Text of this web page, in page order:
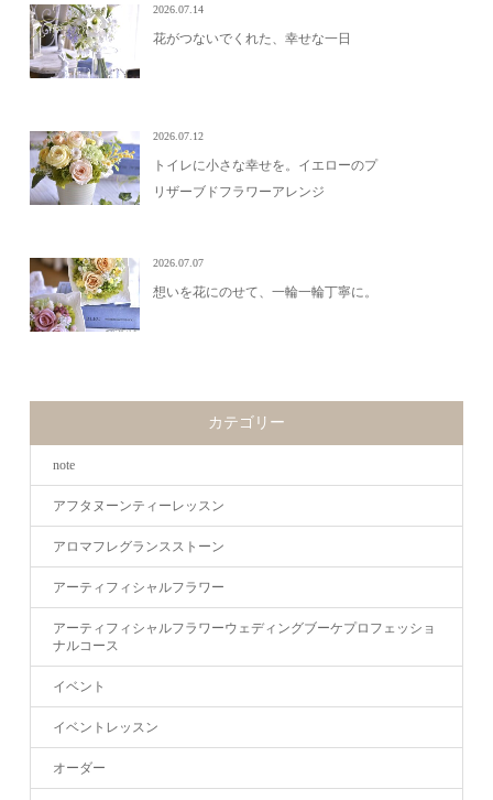
2026.07.14
花がつないでくれた、幸せな一日
2026.07.12
トイレに小さな幸せを。イエローのプ
リザーブドフラワーアレンジ
2026.07.07
想いを花にのせて、一輪一輪丁寧に。
カテゴリー
note
アフタヌーンティーレッスン
アロマフレグランスストーン
アーティフィシャルフラワー
アーティフィシャルフラワーウェディングブーケプロフェッショ
ナルコース
イベント
イベントレッスン
オーダー